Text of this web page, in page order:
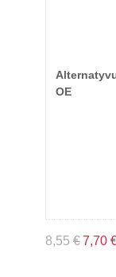
OE
8,55 €7,70